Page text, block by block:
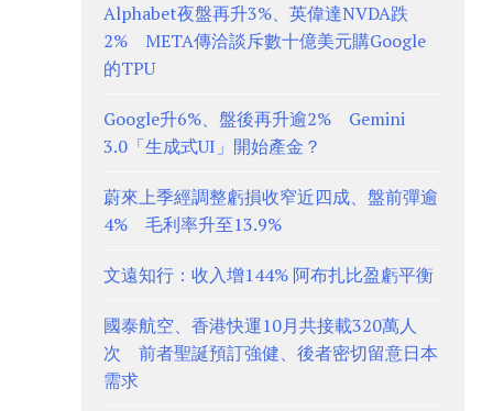
Alphabet夜盤再升3%、英偉達NVDA跌
2% META傳洽談斥數十億美元購Google
的TPU
Google升6%、盤後再升逾2% Gemini
3.0「生成式UI」開始產金？
蔚來上季經調整虧損收窄近四成、盤前彈逾
4% 毛利率升至13.9%
文遠知行：收入增144% 阿布扎比盈虧平衡
國泰航空、香港快運10月共接載320萬人
次 前者聖誕預訂強健、後者密切留意日本
需求